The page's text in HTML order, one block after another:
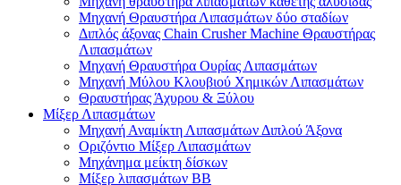
Μηχανή Θραυστήρα Λιπασμάτων δύο σταδίων
Διπλός άξονας Chain Crusher Machine Θραυστήρας
Λιπασμάτων
Μηχανή Θραυστήρα Ουρίας Λιπασμάτων
Μηχανή Μύλου Κλουβιού Χημικών Λιπασμάτων
Θραυστήρας Άχυρου & Ξύλου
Μίξερ Λιπασμάτων
Μηχανή Αναμίκτη Λιπασμάτων Διπλού Άξονα
Οριζόντιο Μίξερ Λιπασμάτων
Μηχάνημα μείκτη δίσκων
Μίξερ λιπασμάτων BB